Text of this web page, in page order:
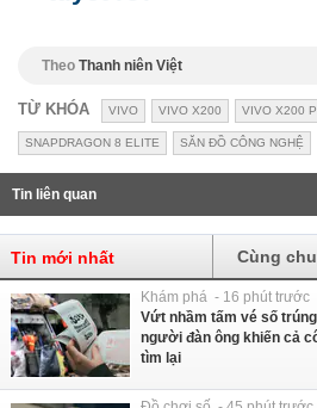
Theo Thanh niên Việt
TỪ KHÓA VIVO VIVO X200 VIVO X200
SNAPDRAGON 8 ELITE SĂN ĐỒ CÔNG NGHỆ
Tin liên quan
Tin mới nhất Cùng
Khám phá - 16 phút trước
Vứt nhầm tấm vé số
người đàn ông khiến cả
tìm lại